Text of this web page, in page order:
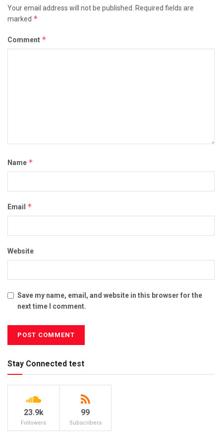
Your email address will not be published.
Required fields are
marked *
Comment *
Name *
Email *
Website
Save my name, email, and website in this browser for the
next time I comment.
Stay Connected test
23.9k
Followers
99
Subscribers